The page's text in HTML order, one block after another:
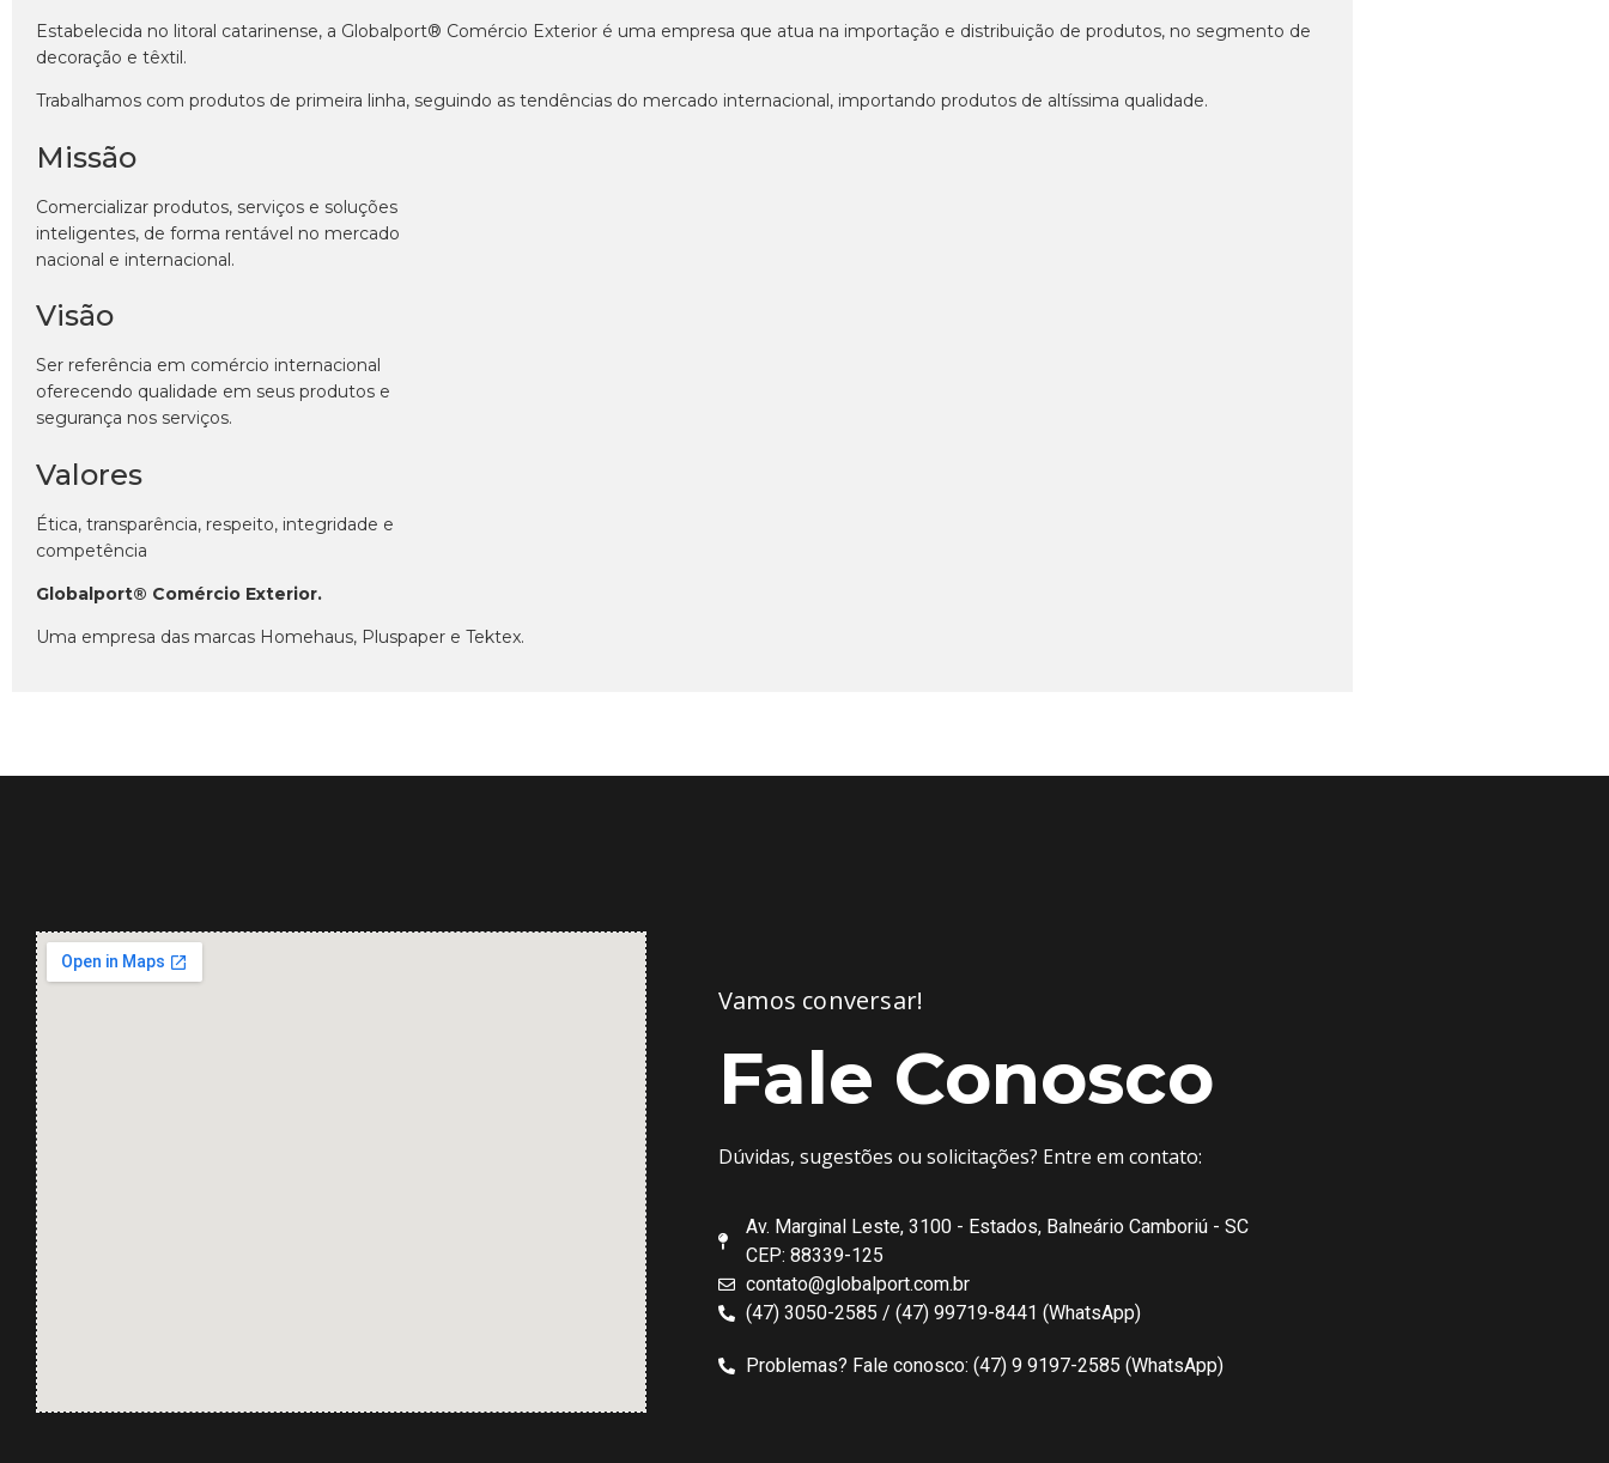
Estabelecida no litoral catarinense, a Globalport® Comércio Exterior é uma empresa que atua na importação e distribuição de produtos, no segmento de
decoração e têxtil.
Trabalhamos com produtos de primeira linha, seguindo as tendências do mercado internacional, importando produtos de altíssima qualidade.
Missão
Comercializar produtos, serviços e soluções
inteligentes, de forma rentável no mercado
nacional e internacional.
Visão
Ser referência em comércio internacional
oferecendo qualidade em seus produtos e
segurança nos serviços.
Valores
Ética, transparência, respeito, integridade e
competência
Globalport® Comércio Exterior.
Uma empresa das marcas Homehaus, Pluspaper e Tektex.
Vamos conversar!
Fale Conosco
Dúvidas, sugestões ou solicitações? Entre em contato:
Av. Marginal Leste, 3100 - Estados, Balneário Camboriú - SC
CEP: 88339-125
contato@globalport.com.br
(47) 3050-2585 / (47) 99719-8441 (WhatsApp)
Problemas? Fale conosco: (47) 9 9197-2585 (WhatsApp)